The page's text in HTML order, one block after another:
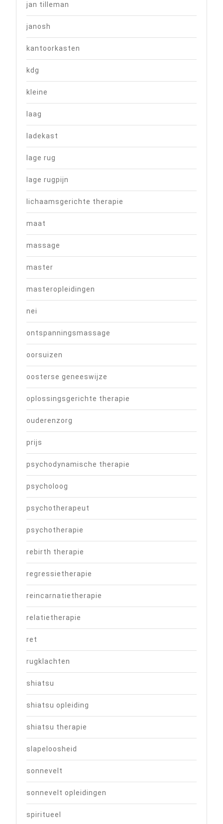
jan tilleman
janosh
kantoorkasten
kdg
kleine
laag
ladekast
lage rug
lage rugpijn
lichaamsgerichte therapie
maat
massage
master
masteropleidingen
nei
ontspanningsmassage
oorsuizen
oosterse geneeswijze
oplossingsgerichte therapie
ouderenzorg
prijs
psychodynamische therapie
psycholoog
psychotherapeut
psychotherapie
rebirth therapie
regressietherapie
reincarnatietherapie
relatietherapie
ret
rugklachten
shiatsu
shiatsu opleiding
shiatsu therapie
slapeloosheid
sonnevelt
sonnevelt opleidingen
spiritueel